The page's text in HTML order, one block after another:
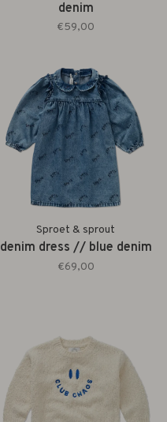
denim
€59,00
Sproet & sprout
denim dress // blue denim
€69,00